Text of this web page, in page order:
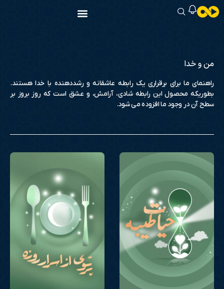
من و خدا
راهنمای ما برای برقراری یک رابطه عاشقانه و رشددهنده با خدا هستند.
بطوریکه محصول این رابطه شادی، آرامش، و عشق است که روز بروز بر
سطح آن در وجود ما افزوده می شود.